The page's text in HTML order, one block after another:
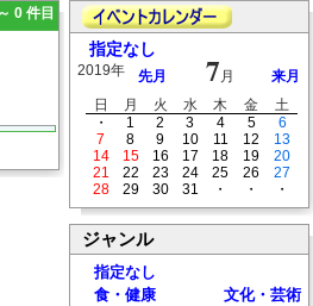
0 件目
指定なし
2019年 先月 7 月
来月
日
月 火 水 木 金
土
・
1 2 3 4 5
6
7
8 9 10 11 12
13
14
15 16 17 18 19
20
21
22 23 24 25 26
27
28
29 30 31 ・ ・ ・
ジャンル
指定なし
食・健康
文化・芸術